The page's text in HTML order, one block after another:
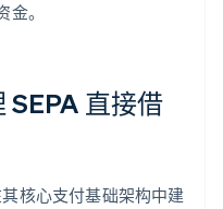
。
SEPA 直接借
核心支付基础架构中建